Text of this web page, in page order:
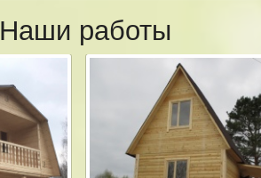
Наши работы